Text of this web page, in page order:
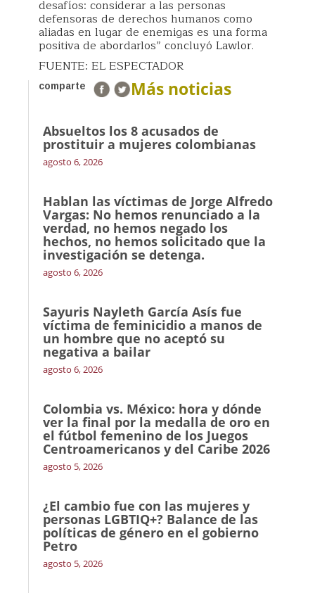
desafíos: considerar a las personas
defensoras de derechos humanos como
aliadas en lugar de enemigas es una forma
positiva de abordarlos” concluyó Lawlor.
FUENTE: EL ESPECTADOR
comparte Más noticias
Absueltos los 8 acusados de
prostituir a mujeres colombianas
agosto 6, 2026
Hablan las víctimas de Jorge Alfredo
Vargas: No hemos renunciado a la
verdad, no hemos negado los
hechos, no hemos solicitado que la
investigación se detenga.
agosto 6, 2026
Sayuris Nayleth García Asís fue
víctima de feminicidio a manos de
un hombre que no aceptó su
negativa a bailar
agosto 6, 2026
Colombia vs. México: hora y dónde
ver la final por la medalla de oro en
el fútbol femenino de los Juegos
Centroamericanos y del Caribe 2026
agosto 5, 2026
¿El cambio fue con las mujeres y
personas LGBTIQ+? Balance de las
políticas de género en el gobierno
Petro
agosto 5, 2026